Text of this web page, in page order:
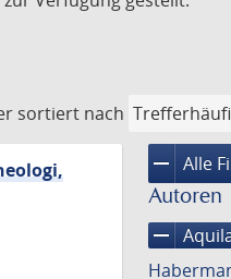
sortiert nach
remove Alle
Autoren
remove